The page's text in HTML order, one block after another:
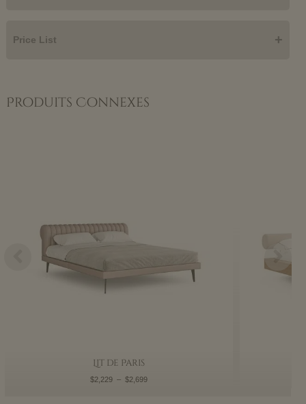
Price List +
Produits Connexes
Lit de Paris
$2,229 – $2,699